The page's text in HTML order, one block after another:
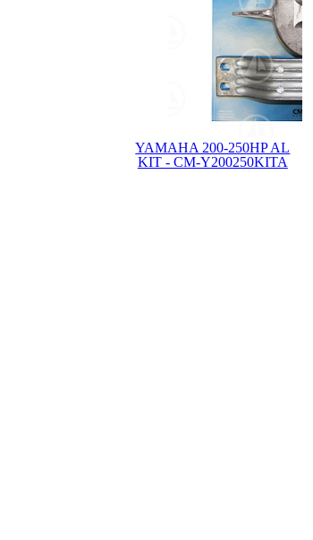
YAMAHA 200-250HP AL
KIT - CM-Y200250KITA